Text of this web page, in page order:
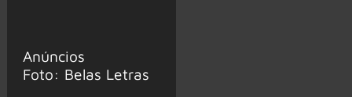
Anúncios
Foto: Belas Letras